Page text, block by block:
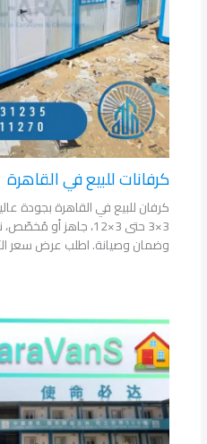
كرفانات للبيع في القاهرة
كرفان للبيع في القاهرة بجودة
3×3 حتى 3×12، جاهز
وضمان وصيانة. اطلب عرض سعر